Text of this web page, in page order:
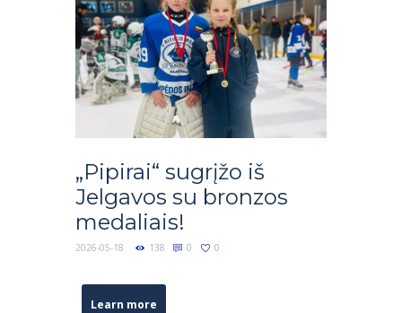
„Pipirai“ sugrįžo iš
Jelgavos su bronzos
medaliais!
2026-05-18 138 0 0
Learn more